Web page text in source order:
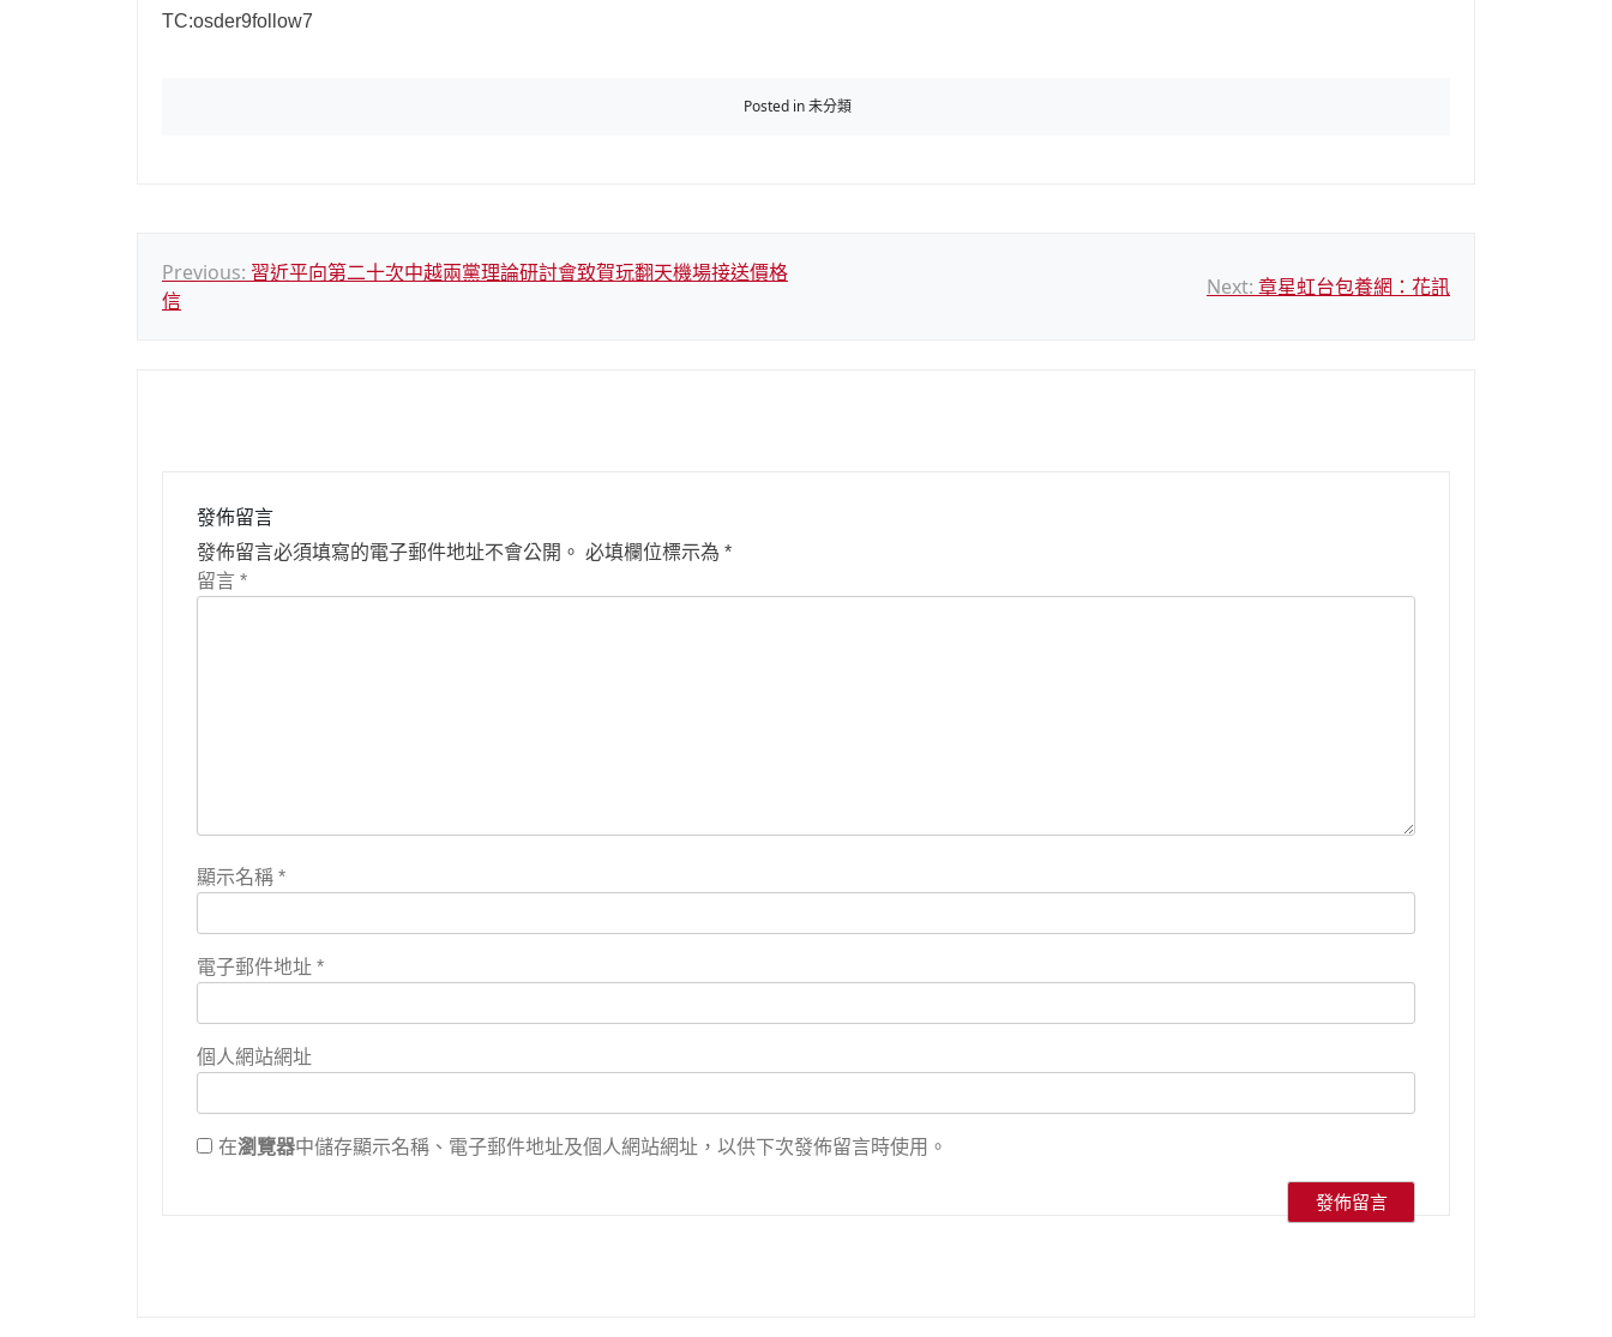
TC:osder9follow7
Posted in 未分類
文
章
Previous: 習近平向第二十次中越兩黨理論研討會致賀玩翻天機場接送價格
信
Next: 章星虹台包養網：花訊
發佈留言
發佈留言必須填寫的電子郵件地址不會公開。 必填欄位標示為 *
留言 *
顯示名稱 *
電子郵件地址 *
個人網站網址
在瀏覽器中儲存顯示名稱、電子郵件地址及個人網站網址，以供下次發佈留言時使用。